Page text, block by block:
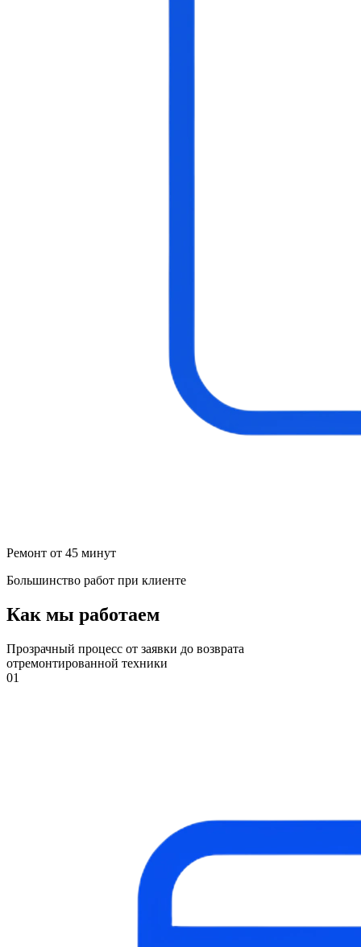
Ремонт от 45 минут
Большинство работ при клиенте
Как мы работаем
Прозрачный процесс от заявки до возврата
отремонтированной техники
01